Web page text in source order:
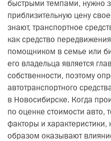
быстрыми темпами, нужно
приблизительную цену
знают, транспортное
как средство
помощником в семье или
его владельца является
собственности, поэтому
автотранспортного
в Новосибирске. Когда
по оценке стоимости авто,
факторы и характеристики,
образом оказывают